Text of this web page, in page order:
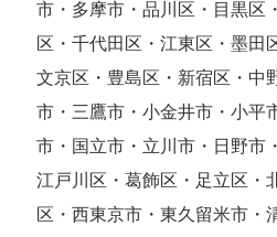
市・多摩市・品川区・目黒区
区・千代田区・江東区・墨田
文京区・豊島区・新宿区・中
市・三鷹市・小金井市・小平
市・国立市・立川市・日野市
江戸川区・葛飾区・足立区・
区・西東京市・東久留米市・